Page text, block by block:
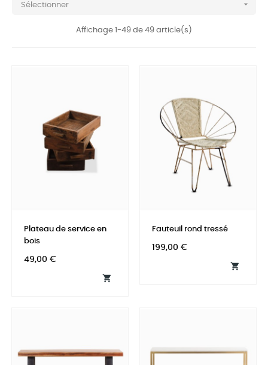
Sélectionner 
Affichage 1-49 de 49 article(s)
Plateau de service en
bois
Prix
49,00 €

Fauteuil rond tressé
Prix
199,00 €
